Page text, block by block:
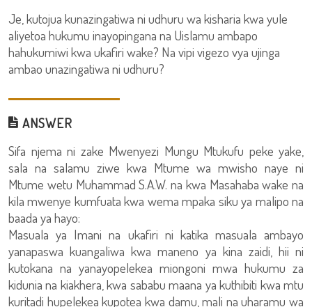
Je, kutojua kunazingatiwa ni udhuru wa kisharia kwa yule
aliyetoa hukumu inayopingana na Uislamu ambapo
hahukumiwi kwa ukafiri wake? Na vipi vigezo vya ujinga
ambao unazingatiwa ni udhuru?
ANSWER
Sifa njema ni zake Mwenyezi Mungu Mtukufu peke yake,
sala na salamu ziwe kwa Mtume wa mwisho naye ni
Mtume wetu Muhammad S.A.W. na kwa Masahaba wake na
kila mwenye kumfuata kwa wema mpaka siku ya malipo na
baada ya hayo:
Masuala ya Imani na ukafiri ni katika masuala ambayo
yanapaswa kuangaliwa kwa maneno ya kina zaidi, hii ni
kutokana na yanayopelekea miongoni mwa hukumu za
kidunia na kiakhera, kwa sababu maana ya kuthibiti kwa mtu
kuritadi hupelekea kupotea kwa damu, mali na uharamu wa